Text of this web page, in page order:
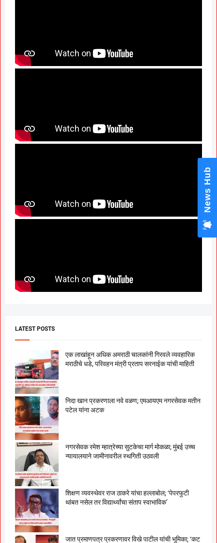
LATEST POSTS
एक लाखांहून अधिक अमराठी चालकांनी गिरवले व्यवहारिक
मराठीचे धडे, परिवहन मंत्री प्रताप सरनाईक यांची माहिती
निदा खान प्रकरणाला नवे वळण; एमआयएम नगरसेवक मतीन
पटेल यांना अटक
नगरसेवक रमेश म्हात्रेच्या सुटकेचा मार्ग मोकळा; मुंबई उच्च
न्यायालयाने जामीनावरील स्थगिती उठवली
शिक्षण व्यवस्थेवर राज ठाकरे यांचा हल्लाबोल; ‘पेपरफुटी
थांबत नसेल तर विद्यार्थ्यांचा संताप स्वाभाविक’
जात प्रमाणपत्र प्रकरणावर विखे पाटील यांची भूमिका; ‘कट
News Hub